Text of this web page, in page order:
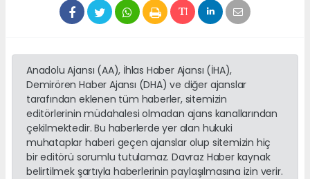
Anadolu Ajansı (AA), İhlas Haber Ajansı (İHA),
Demirören Haber Ajansı (DHA) ve diğer ajanslar
tarafından eklenen tüm haberler, sitemizin
editörlerinin müdahalesi olmadan ajans kanallarından
çekilmektedir. Bu haberlerde yer alan hukuki
muhataplar haberi geçen ajanslar olup sitemizin hiç
bir editörü sorumlu tutulamaz. Davraz Haber kaynak
belirtilmek şartıyla haberlerinin paylaşılmasına izin verir.